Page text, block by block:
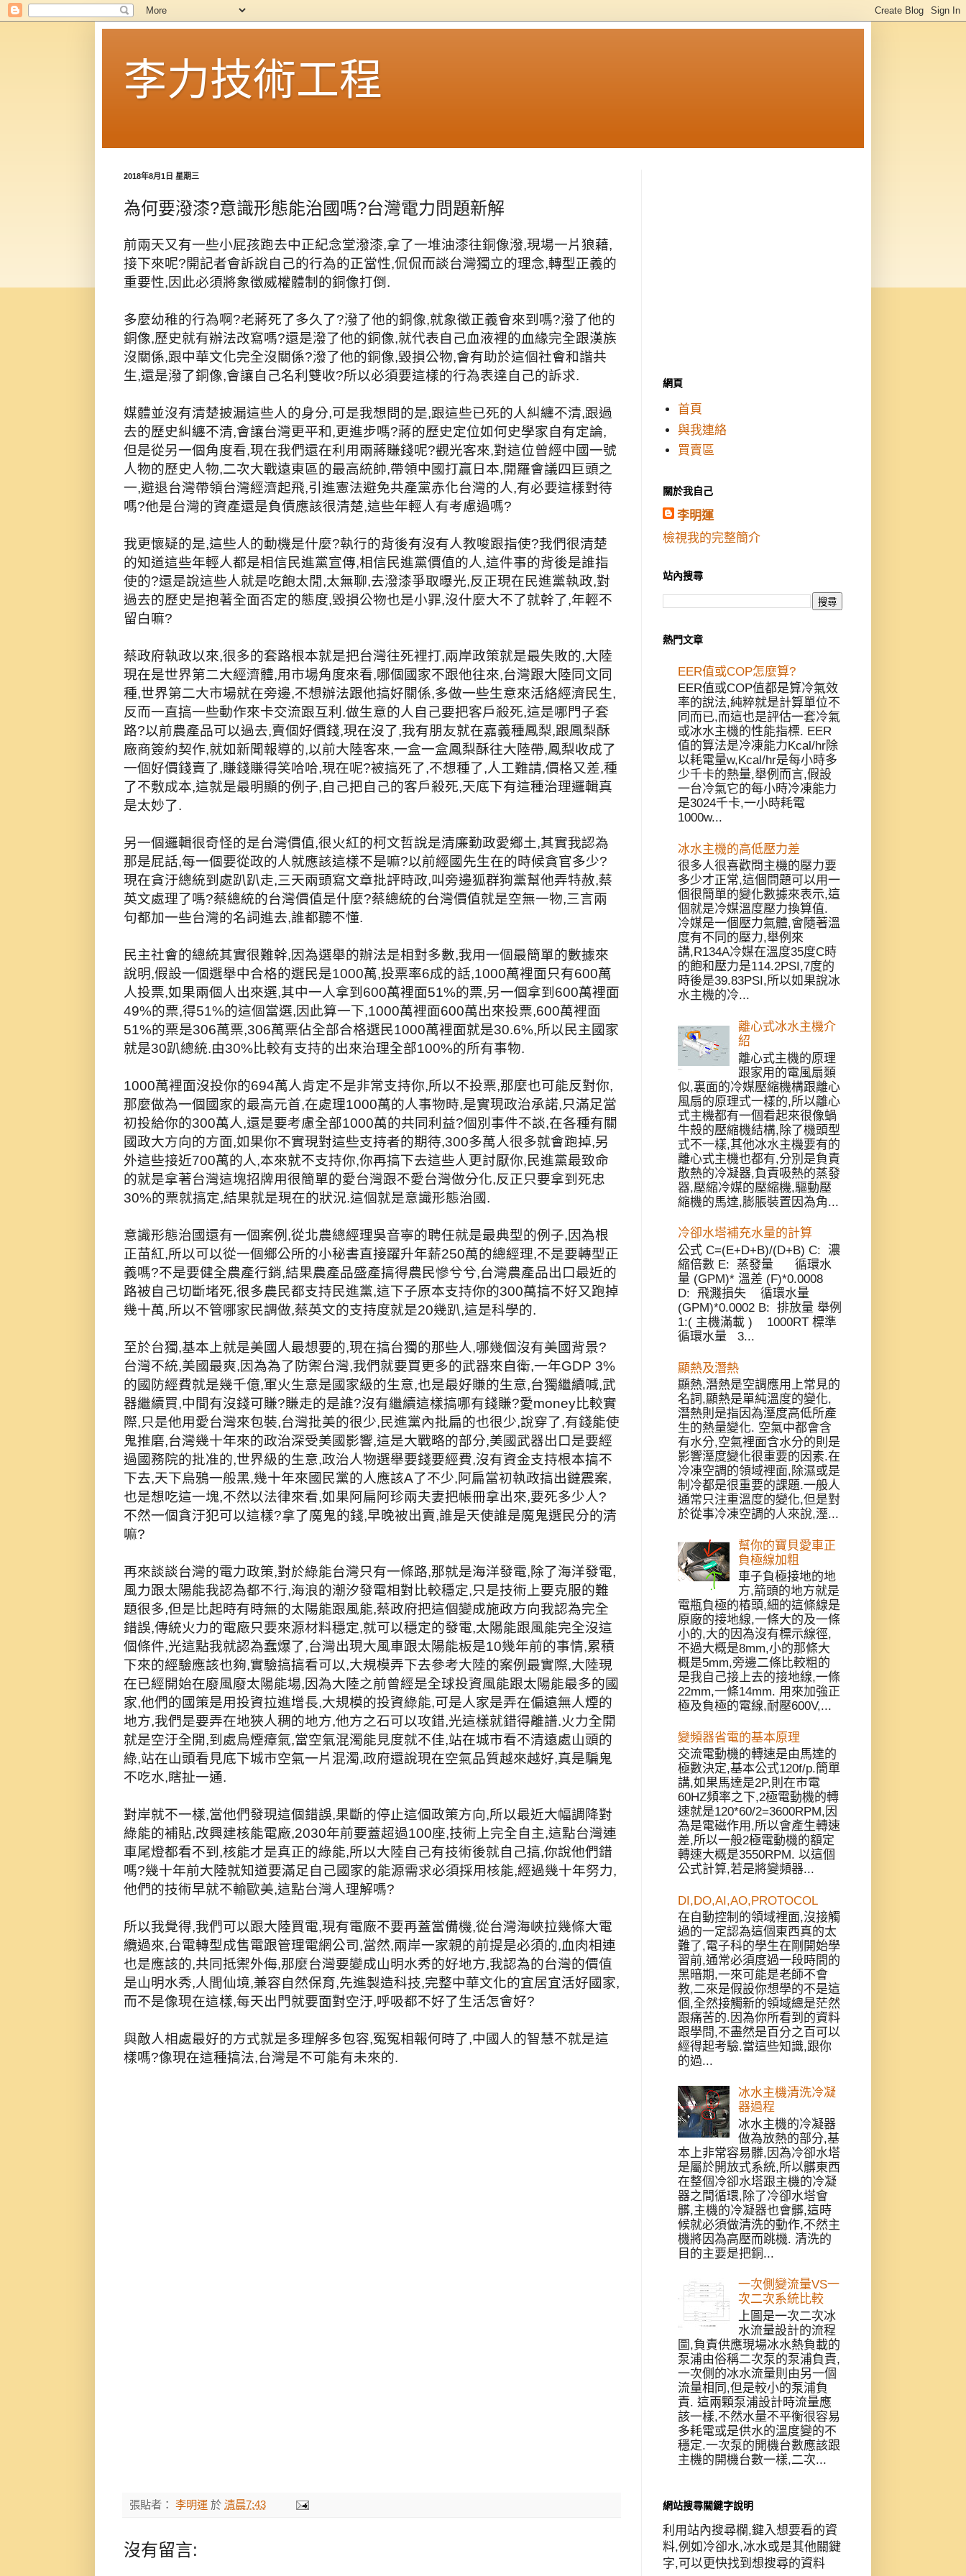
李力技術工程
2018年8月1日 星期三
為何要潑漆?意識形態能治國嗎?台灣電力問題新解
前兩天又有一些小屁孩跑去中正紀念堂潑漆,拿了一堆油漆往銅像潑,現場一片狼藉,
接下來呢?開記者會訴說自己的行為的正當性,侃侃而談台灣獨立的理念,轉型正義的
重要性,因此必須將象徵威權體制的銅像打倒.
多麼幼稚的行為啊?老蔣死了多久了?潑了他的銅像,就象徵正義會來到嗎?潑了他的
銅像,歷史就有辦法改寫嗎?還是潑了他的銅像,就代表自己血液裡的血緣完全跟漢族
沒關係,跟中華文化完全沒關係?潑了他的銅像,毀損公物,會有助於這個社會和諧共
生,還是潑了銅像,會讓自己名利雙收?所以必須要這樣的行為表達自己的訴求.
媒體並沒有清楚披漏這些人的身分,可是我想問的是,跟這些已死的人糾纏不清,跟過
去的歷史糾纏不清,會讓台灣更平和,更進步嗎?蔣的歷史定位如何史學家自有定論,
但是從另一個角度看,現在我們還在利用兩蔣賺錢呢?觀光客來,對這位曾經中國一號
人物的歷史人物,二次大戰遠東區的最高統帥,帶領中國打贏日本,開羅會議四巨頭之
一,避退台灣帶領台灣經濟起飛,引進憲法避免共產黨赤化台灣的人,有必要這樣對待
嗎?他是台灣的資產還是負債應該很清楚,這些年輕人有考慮過嗎?
我更懷疑的是,這些人的動機是什麼?執行的背後有沒有人教唆跟指使?我們很清楚
的知道這些年輕人都是相信民進黨宣傳,相信民進黨價值的人,這件事的背後是誰指
使的?還是說這些人就是吃飽太閒,太無聊,去潑漆爭取曝光,反正現在民進黨執政,對
過去的歷史是抱著全面否定的態度,毀損公物也是小罪,沒什麼大不了就幹了,年輕不
留白嘛?
蔡政府執政以來,很多的套路根本就是把台灣往死裡打,兩岸政策就是最失敗的,大陸
現在是世界第二大經濟體,用市場角度來看,哪個國家不跟他往來,台灣跟大陸同文同
種,世界第二大市場就在旁邊,不想辦法跟他搞好關係,多做一些生意來活絡經濟民生,
反而一直搞一些動作來卡交流跟互利.做生意的人自己要把客戶殺死,這是哪門子套
路?以前農產品可以過去,賣個好價錢,現在沒了,我有朋友就在嘉義種鳳梨,跟鳳梨酥
廠商簽約契作,就如新聞報導的,以前大陸客來,一盒一盒鳳梨酥往大陸帶,鳳梨收成了
一個好價錢賣了,賺錢賺得笑哈哈,現在呢?被搞死了,不想種了,人工難請,價格又差,種
了不敷成本,這就是最明顯的例子,自己把自己的客戶殺死,天底下有這種治理邏輯真
是太妙了.
另一個邏輯很奇怪的是台灣價值,很火紅的柯文哲說是清廉勤政愛鄉土,其實我認為
那是屁話,每一個要從政的人就應該這樣不是嘛?以前經國先生在的時候貪官多少?
現在貪汙總統到處趴趴走,三天兩頭寫文章批評時政,叫旁邊狐群狗黨幫他弄特赦,蔡
英文處理了嗎?蔡總統的台灣價值是什麼?蔡總統的台灣價值就是空無一物,三言兩
句都加一些台灣的名詞進去,誰都聽不懂.
民主社會的總統其實很難幹,因為選舉的辦法是相對多數,我用一個最簡單的數據來
說明,假設一個選舉中合格的選民是1000萬,投票率6成的話,1000萬裡面只有600萬
人投票,如果兩個人出來選,其中一人拿到600萬裡面51%的票,另一個拿到600萬裡面
49%的票,得51%的這個當選,因此算一下,1000萬裡面600萬出來投票,600萬裡面
51%的票是306萬票,306萬票佔全部合格選民1000萬裡面就是30.6%,所以民主國家
就是30趴總統.由30%比較有支持的出來治理全部100%的所有事物.
1000萬裡面沒投你的694萬人肯定不是非常支持你,所以不投票,那麼也可能反對你,
那麼做為一個國家的最高元首,在處理1000萬的人事物時,是實現政治承諾,只滿足當
初投給你的300萬人,還是要考慮全部1000萬的共同利益?個別事件不談,在各種有關
國政大方向的方面,如果你不實現對這些支持者的期待,300多萬人很多就會跑掉,另
外這些接近700萬的人,本來就不支持你,你再搞下去這些人更討厭你,民進黨最致命
的就是拿著台灣這塊招牌用很簡單的愛台灣跟不愛台灣做分化,反正只要拿到死忠
30%的票就搞定,結果就是現在的狀況.這個就是意識形態治國.
意識形態治國還有一個案例,從北農總經理吳音寧的聘任就是最典型的例子,因為根
正苗紅,所以可以從一個鄉公所的小秘書直接躍升年薪250萬的總經理,不是要轉型正
義嗎?不是要健全農產行銷,結果農產品盛產搞得農民慘兮兮,台灣農產品出口最近的
路被自己切斷堵死,很多農民都支持民進黨,這下子原本支持你的300萬搞不好又跑掉
幾十萬,所以不管哪家民調做,蔡英文的支持度就是20幾趴,這是科學的.
至於台獨,基本上就是美國人最想要的,現在搞台獨的那些人,哪幾個沒有美國背景?
台灣不統,美國最爽,因為為了防禦台灣,我們就要買更多的武器來自衛,一年GDP 3%
的國防經費就是幾千億,軍火生意是國家級的生意,也是最好賺的生意,台獨繼續喊,武
器繼續買,中間有沒錢可賺?賺走的是誰?沒有繼續這樣搞哪有錢賺?愛money比較實
際,只是他用愛台灣來包裝,台灣批美的很少,民進黨內批扁的也很少,說穿了,有錢能使
鬼推磨,台灣幾十年來的政治深受美國影響,這是大戰略的部分,美國武器出口是要經
過國務院的批准的,世界級的生意,政治人物選舉要錢要經費,沒有資金支持根本搞不
下去,天下烏鴉一般黑,幾十年來國民黨的人應該A了不少,阿扁當初執政搞出鐽震案,
也是想吃這一塊,不然以法律來看,如果阿扁阿珍兩夫妻把帳冊拿出來,要死多少人?
不然一個貪汙犯可以這樣?拿了魔鬼的錢,早晚被出賣,誰是天使誰是魔鬼選民分的清
嘛?
再來談談台灣的電力政策,對於綠能台灣只有一條路,那就是海洋發電,除了海洋發電,
風力跟太陽能我認為都不行,海浪的潮汐發電相對比較穩定,只是技術上要克服的難
題很多,但是比起時有時無的太陽能跟風能,蔡政府把這個變成施政方向我認為完全
錯誤,傳統火力的電廠只要來源材料穩定,就可以穩定的發電,太陽能跟風能完全沒這
個條件,光這點我就認為蠢爆了,台灣出現大風車跟太陽能板是10幾年前的事情,累積
下來的經驗應該也夠,實驗搞搞看可以,大規模弄下去參考大陸的案例最實際,大陸現
在已經開始在廢風廢太陽能場,因為大陸之前曾經是全球投資風能跟太陽能最多的國
家,他們的國策是用投資拉進增長,大規模的投資綠能,可是人家是弄在偏遠無人煙的
地方,我們是要弄在地狹人稠的地方,他方之石可以攻錯,光這樣就錯得離譜.火力全開
就是空汙全開,到處烏煙瘴氣,當空氣混濁能見度就不佳,站在城市看不清遠處山頭的
綠,站在山頭看見底下城市空氣一片混濁,政府還說現在空氣品質越來越好,真是騙鬼
不吃水,瞎扯一通.
對岸就不一樣,當他們發現這個錯誤,果斷的停止這個政策方向,所以最近大幅調降對
綠能的補貼,改興建核能電廠,2030年前要蓋超過100座,技術上完全自主,這點台灣連
車尾燈都看不到,核能才是真正的綠能,所以大陸自己有技術後就自己搞,你說他們錯
嗎?幾十年前大陸就知道要滿足自己國家的能源需求必須採用核能,經過幾十年努力,
他們的技術早就不輸歐美,這點台灣人理解嗎?
所以我覺得,我們可以跟大陸買電,現有電廠不要再蓋當備機,從台灣海峽拉幾條大電
纜過來,台電轉型成售電跟管理電網公司,當然,兩岸一家親的前提是必須的,血肉相連
也是應該的,共同抵禦外侮,那麼台灣要變成山明水秀的好地方,我認為的台灣的價值
是山明水秀,人間仙境,兼容自然保育,先進製造科技,完整中華文化的宜居宜活好國家,
而不是像現在這樣,每天出門就要面對空汙,呼吸都不好了生活怎會好?
與敵人相處最好的方式就是多理解多包容,冤冤相報何時了,中國人的智慧不就是這
樣嗎?像現在這種搞法,台灣是不可能有未來的.
張貼者： 李明運 於 清晨7:43
沒有留言:
網頁
首頁
與我連絡
買賣區
關於我自己
李明運
檢視我的完整簡介
站內搜尋
熱門文章
EER值或COP怎麼算?
EER值或COP值都是算冷氣效
率的說法,純粹就是計算單位不
同而已,而這也是評估一套冷氣
或冰水主機的性能指標. EER
值的算法是冷凍能力Kcal/hr除
以耗電量w,Kcal/hr是每小時多
少千卡的熱量,舉例而言,假設
一台冷氣它的每小時冷凍能力
是3024千卡,一小時耗電
1000w...
冰水主機的高低壓力差
很多人很喜歡問主機的壓力要
多少才正常,這個問題可以用一
個很簡單的變化數據來表示,這
個就是冷媒溫度壓力換算值.
冷媒是一個壓力氣體,會隨著溫
度有不同的壓力,舉例來
講,R134A冷媒在溫度35度C時
的飽和壓力是114.2PSI,7度的
時後是39.83PSI,所以如果說冰
水主機的冷...
離心式冰水主機介
紹
離心式主機的原理
跟家用的電風扇類
似,裏面的冷媒壓縮機構跟離心
風扇的原理式一樣的,所以離心
式主機都有一個看起來很像蝸
牛殼的壓縮機結構,除了機頭型
式不一樣,其他冰水主機要有的
離心式主機也都有,分別是負責
散熱的冷凝器,負責吸熱的蒸發
器,壓縮冷媒的壓縮機,驅動壓
縮機的馬達,膨脹裝置因為角...
冷卻水塔補充水量的計算
公式 C=(E+D+B)/(D+B) C: 濃
縮倍數 E: 蒸發量 循環水
量 (GPM)* 溫差 (F)*0.0008
D: 飛濺損失 循環水量
(GPM)*0.0002 B: 排放量 舉例
1:( 主機滿載 ) 1000RT 標準
循環水量 3...
顯熱及潛熱
顯熱,潛熱是空調應用上常見的
名詞,顯熱是單純溫度的變化,
潛熱則是指因為溼度高低所產
生的熱量變化. 空氣中都會含
有水分,空氣裡面含水分的則是
影響溼度變化很重要的因素.在
冷凍空調的領域裡面,除濕或是
制冷都是很重要的課題.一般人
通常只注重溫度的變化,但是對
於從事冷凍空調的人來說,溼...
幫你的寶貝愛車正
負極線加粗
車子負極接地的地
方,箭頭的地方就是
電瓶負極的樁頭,細的這條線是
原廠的接地線,一條大的及一條
小的,大的因為沒有標示線徑,
不過大概是8mm,小的那條大
概是5mm,旁邊二條比較粗的
是我自己接上去的接地線,一條
22mm,一條14mm. 用來加強正
極及負極的電線,耐壓600V,...
變頻器省電的基本原理
交流電動機的轉速是由馬達的
極數決定,基本公式120f/p.簡單
講,如果馬達是2P,則在市電
60HZ頻率之下,2極電動機的轉
速就是120*60/2=3600RPM,因
為是電磁作用,所以會產生轉速
差,所以一般2極電動機的額定
轉速大概是3550RPM. 以這個
公式計算,若是將變頻器...
DI,DO,AI,AO,PROTOCOL
在自動控制的領域裡面,沒接觸
過的一定認為這個東西真的太
難了,電子科的學生在剛開始學
習前,通常必須度過一段時間的
黑暗期,一來可能是老師不會
教,二來是假設你想學的不是這
個,全然接觸新的領域總是茫然
跟痛苦的.因為你所看到的資料
跟學問,不盡然是百分之百可以
經得起考驗.當這些知識,跟你
的過...
冰水主機清洗冷凝
器過程
冰水主機的冷凝器
做為放熱的部分,基
本上非常容易髒,因為冷卻水塔
是屬於開放式系統,所以髒東西
在整個冷卻水塔跟主機的冷凝
器之間循環,除了冷卻水塔會
髒,主機的冷凝器也會髒,這時
候就必須做清洗的動作,不然主
機將因為高壓而跳機. 清洗的
目的主要是把銅...
一次側變流量VS一
次二次系統比較
上圖是一次二次冰
水流量設計的流程
圖,負責供應現場冰水熱負載的
泵浦由俗稱二次泵的泵浦負責,
一次側的冰水流量則由另一個
流量相同,但是較小的泵浦負
責. 這兩顆泵浦設計時流量應
該一樣,不然水量不平衡很容易
多耗電或是供水的溫度變的不
穩定.一次泵的開機台數應該跟
主機的開機台數一樣,二次...
網站搜尋關鍵字說明
利用站內搜尋欄,鍵入想要看的資
料,例如冷卻水,冰水或是其他關鍵
字,可以更快找到想搜尋的資料